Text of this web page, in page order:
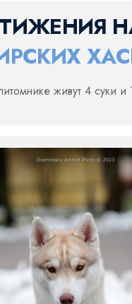
живут 4 суки и